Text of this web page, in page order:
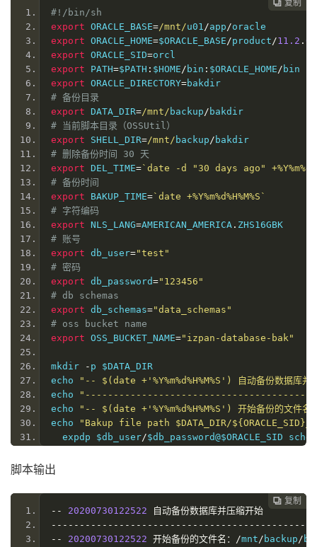
 复制
 复制
 复制
 复制
#!/bin/sh
export ORACLE_BASE=/mnt/u01/app/oracle
export ORACLE_HOME=$ORACLE_BASE/product/11.2 . 0
export ORACLE_SID=orcl
export PATH=$PATH : $HOME/ bin : $ORACLE_HOME/ bin
export ORACLE_DIRECTORY=bakdir
# 备份目录
export DATA_DIR=/mnt/ backup/ bakdir
# 当前脚本目录（OSSUtil）
export SHELL_DIR=/mnt/ backup/ bakdir
# 删除备份时间 30 天
export DEL_TIME=`date -d "30 days ago" +%Y%m%d`
# 备份时间
export BAKUP_TIME=`date +%Y%m%d%H%M%S`
# 字符编码
export NLS_LANG=AMERICAN_AMERICA . ZHS16GBK
# 账号
export db_user="test"
# 密码
export db_password="123456"
# db schemas
export db_schemas="data_schemas"
# oss bucket name
export OSS_BUCKET_NAME="izpan-database-bak"
mkdir - p $DATA_DIR
echo
"-- $(date +'%Y%m%d%H%M%S') 自动备份数据库并
echo
echo
"-- $(date +'%Y%m%d%H%M%S') 开始备份的文件
echo
"Bakup file path $DATA_DIR/
  expdp $db_user
/$db_password@$ORACLE_SID
echo
  cd $DATA_DIR
&& tar -czvf ${ORACLE_SID}_${
echo "-- $(date +'%Y%m%d%H%M%S') 压缩成功：
echo "-- $(date +'%Y%m%d%H%M%S') 开始删除30天前
脚本输出
 复制
 复制
 复制
--
20200730122522
自动备份数据库并压缩开始
--
20200730122522 开始备份的文件名：/mnt/ backup/